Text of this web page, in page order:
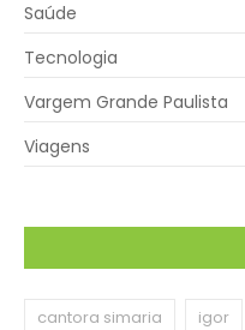
Saúde
Tecnologia
Vargem Grande Paulista
Viagens
cantora simaria igor